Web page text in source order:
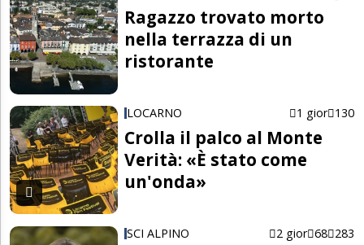
Ragazzo trovato morto
nella terrazza di un
ristorante
LOCARNO 1 gior 130
Crolla il palco al Monte
Verità: «È stato come
un'onda»
SCI ALPINO 2 gior 68 283